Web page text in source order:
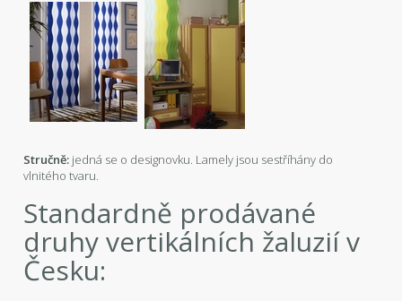
Stručně: jedná se o designovku. Lamely jsou sestříhány do
vlnitého tvaru.
Standardně prodávané
druhy vertikálních žaluzií v
Česku: